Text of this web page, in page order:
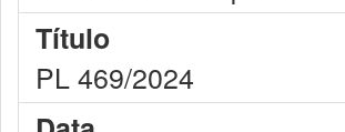
Título
PL 469/2024